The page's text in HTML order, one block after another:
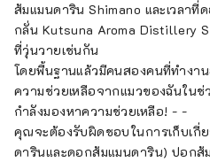
ส้มแมนดาริน Shimano และเวลาที่
กลั่น Kutsuna Aroma Distillery
ที่วุ่นวายเช่นกัน
โดยพื้นฐานแล้วมีคนสองคนที่ทำงา
ความช่วยเหลือจากแมวของฉันในช่
กำลังมองหาความช่วยเหลือ! - -
คุณจะต้องรับผิดชอบในการเก็บเกี่
ดารินและดอกส้มแมนดาริน) ปอก